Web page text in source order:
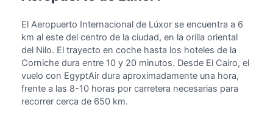
El Aeropuerto Internacional de Lúxor se encuentra a 6
km al este del centro de la ciudad, en la orilla oriental
del Nilo. El trayecto en coche hasta los hoteles de la
Corniche dura entre 10 y 20 minutos. Desde El Cairo, el
vuelo con EgyptAir dura aproximadamente una hora,
frente a las 8-10 horas por carretera necesarias para
recorrer cerca de 650 km.